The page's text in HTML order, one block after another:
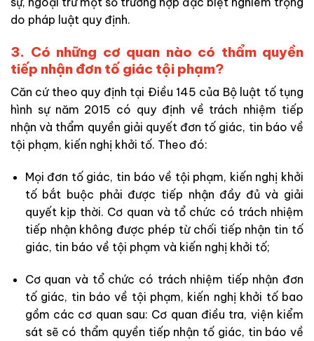
do pháp luật quy định.
3. Có những cơ quan nào có thẩm quyền
tiếp nhận đơn tố giác tội phạm?
Căn cứ theo quy định tại Điều 145 của Bộ luật tố tụng
hình sự năm 2015 có quy định về trách nhiệm tiếp
nhận và thẩm quyền giải quyết đơn tố giác, tin báo về
tội phạm, kiến nghị khởi tố. Theo đó:
Mọi đơn tố giác, tin báo về tội phạm, kiến nghị khởi
tố bắt buộc phải được tiếp nhận đầy đủ và giải
quyết kịp thời. Cơ quan và tổ chức có trách nhiệm
tiếp nhận không được phép từ chối tiếp nhận tin tố
giác, tin báo về tội phạm và kiến nghị khởi tố;
Cơ quan và tổ chức có trách nhiệm tiếp nhận đơn
tố giác, tin báo về tội phạm, kiến nghị khởi tố bao
gồm các cơ quan sau: Cơ quan điều tra, viện kiểm
sát sẽ có thẩm quyền tiếp nhận tố giác, tin báo về